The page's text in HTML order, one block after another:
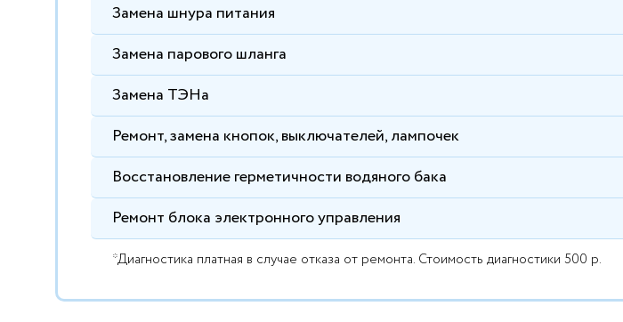
Замена шнура питания
Замена парового шланга
Замена ТЭНа
Ремонт, замена кнопок, выключателей, лампочек
Восстановление герметичности водяного бака
Ремонт блока электронного управления
*Диагностика платная в случае отказа от ремонта. Стоимость диагностики 500 р.